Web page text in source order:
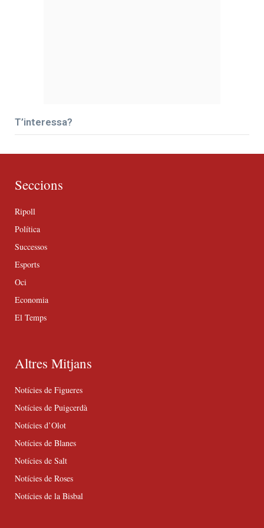
T’interessa?
Seccions
Ripoll
Política
Successos
Esports
Oci
Economia
El Temps
Altres Mitjans
Notícies de Figueres
Notícies de Puigcerdà
Notícies d’Olot
Notícies de Blanes
Notícies de Salt
Notícies de Roses
Notícies de la Bisbal